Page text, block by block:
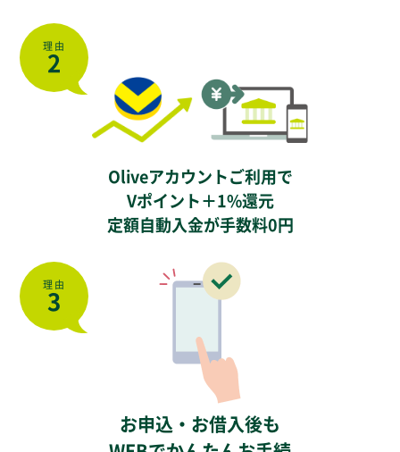
理由
2
Oliveアカウントご利用で
Vポイント＋1%還元
定額自動入金が手数料0円
理由
3
お申込・お借入後も